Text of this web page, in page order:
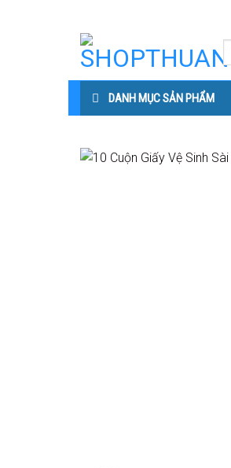
Skip
content
DANH MỤC SẢN PHẨM